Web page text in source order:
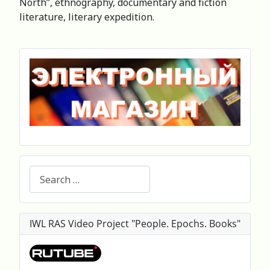
literature, literary expedition.
IWL RAS Video Project "People. Epochs. Books"